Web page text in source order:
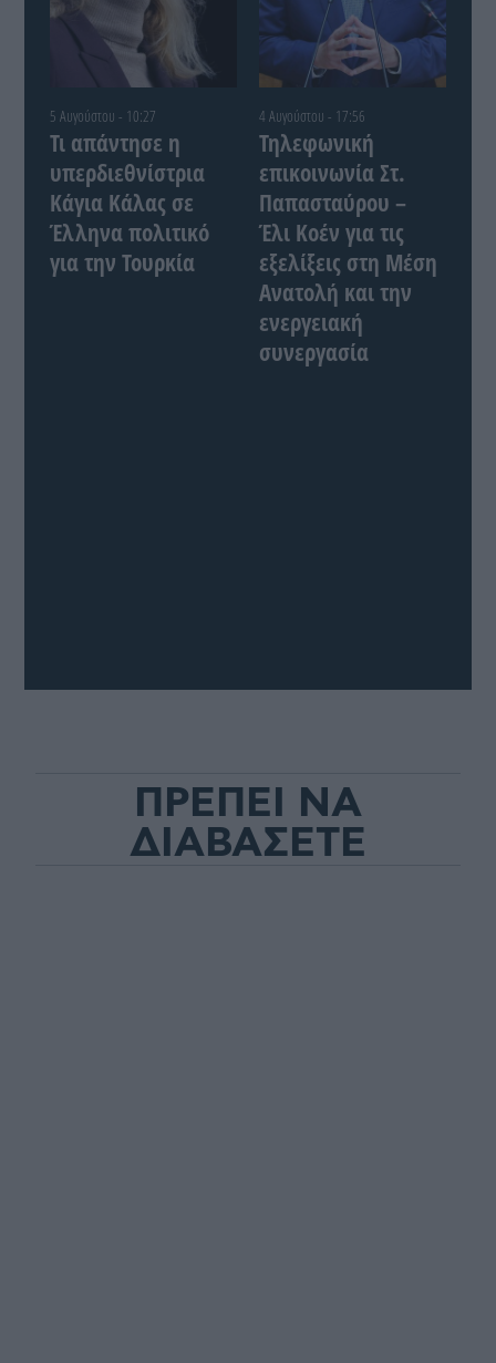
5 Αυγούστου - 10:27
Τι απάντησε η
υπερδιεθνίστρια
Κάγια Κάλας σε
Έλληνα πολιτικό
για την Τουρκία
4 Αυγούστου - 17:56
Τηλεφωνική
επικοινωνία Στ.
Παπασταύρου –
Έλι Κοέν για τις
εξελίξεις στη Μέση
Ανατολή και την
ενεργειακή
συνεργασία
ΠΡΕΠΕΙ ΝΑ
ΔΙΑΒΑΣΕΤΕ